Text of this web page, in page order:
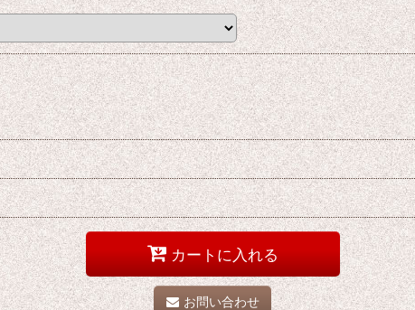
カートに入れる
お問い合わせ